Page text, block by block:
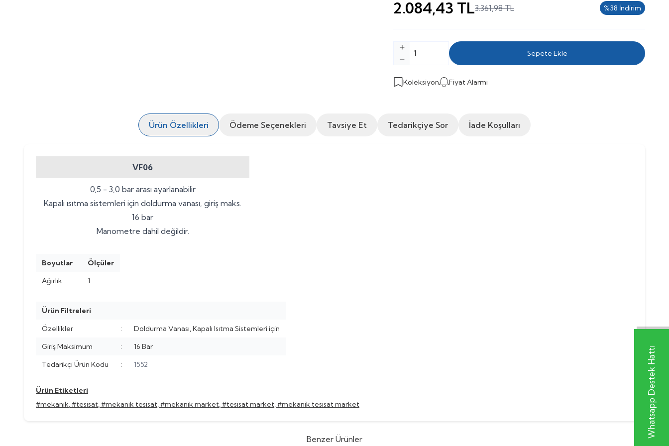
Whatsapp Destek Hattı
2.084,43 TL3.361,98TL %38 İndirim
Sepete Ekle
Koleksiyon Fiyat Alarmı
Ürün Özellikleri Ödeme Seçenekleri Tavsiye Et Tedarikçiye Sor İade Koşulları
VF06
0,5 - 3,0 bar arası ayarlanabilir
Kapalı ısıtma sistemleri için doldurma vanası, giriş maks.
16 bar
Manometre dahil değildir.
Boyutlar
Ölçüler
Ağırlık
: 1
Ürün Filtreleri
Özellikler
:
Doldurma Vanası, Kapalı Isıtma Sistemleri için
Giriş Maksimum
:
16 Bar
Tedarikçi Ürün Kodu
: 1552
Ürün Etiketleri
#mekanik,#tesisat,#mekanik tesisat,#mekanik market,#tesisat market,#mekanik tesisat market
Benzer Ürünler